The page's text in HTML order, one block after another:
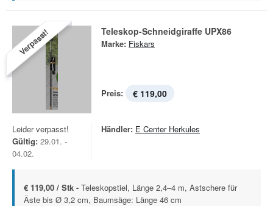
Verpasst! Teleskop-Schneidgiraffe UPX86
Marke: Fiskars
Preis: € 119,00
Leider verpasst!
Gültig: 29.01. -
04.02.
Händler: E Center Herkules
€ 119,00 / Stk - Teleskopstiel, Länge 2,4–4 m, Astschere für
Äste bis Ø 3,2 cm, Baumsäge: Länge 46 cm